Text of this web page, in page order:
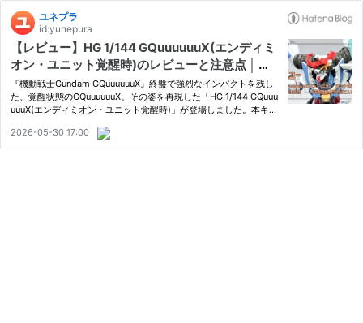
ユネプラ
id:yunepura
【レビュー】HG 1/144 GQuuuuuuX(エンディミ
オン・ユニット覚醒時)のレビューと注意点 │ ～
成型色の見た目はこんな感じ～
『機動戦士Gundam GQuuuuuuX』終盤で強烈なインパクトを残し
た、覚醒状態のGQuuuuuuX。その姿を再現した「HG 1/144 GQuuu
uuuX(エンディミオン・ユニット覚醒時)」が登場しました。本キッ
アパーツとは異なる独特な存在感を放ち、劇中さながらの神秘的な
雰囲気…
2026-05-30 17:00